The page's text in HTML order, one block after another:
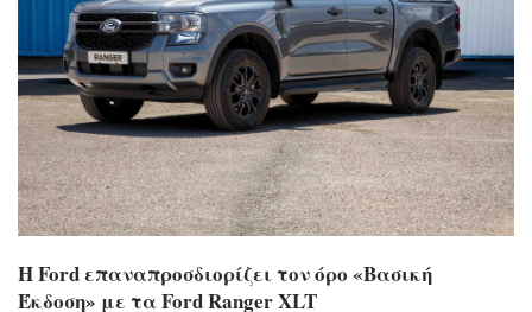
Η Ford επαναπροσδιορίζει τον όρο «Βασική
Έκδοση» με τα Ford Ranger XLT